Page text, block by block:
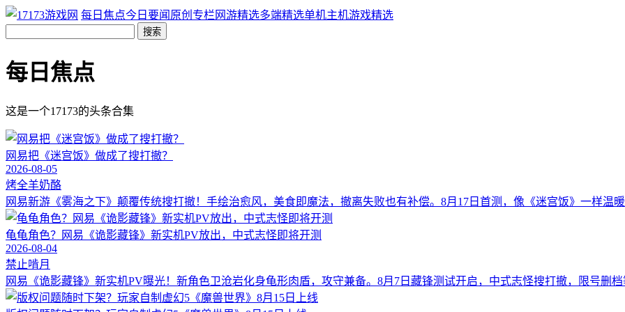
每日焦点今日要闻 原创专栏 网游精选多端精选单机主机游戏精选
搜索
每日焦点
这是一个17173的头条合集
网易把《迷宫饭》做成了搜打撤？
2026-08-05
烤全羊奶酪
网易新游《雾海之下》颠覆传统搜打撤！手绘治愈风，美食即魔法，撤离失败也有补偿。8月17日首测，像《迷宫饭》一样温暖
龟龟角色？网易《诡影藏锋》新实机PV放出，中式志怪即将开测
2026-08-04
禁止啃月
网易《诡影藏锋》新实机PV曝光！新角色卫沧岩化身龟形肉盾，攻守兼备。8月7日藏锋测试开启，中式志怪搜打撤，限号删档